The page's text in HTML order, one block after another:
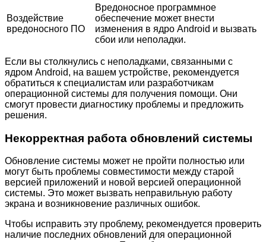
Воздействие
вредоносного ПО
Вредоносное программное
обеспечение может внести
изменения в ядро Android и вызвать
сбои или неполадки.
Если вы столкнулись с неполадками, связанными с
ядром Android, на вашем устройстве, рекомендуется
обратиться к специалистам или разработчикам
операционной системы для получения помощи. Они
смогут провести диагностику проблемы и предложить
решения.
Некорректная работа обновлений системы
Обновление системы может не пройти полностью или
могут быть проблемы совместимости между старой
версией приложений и новой версией операционной
системы. Это может вызвать неправильную работу
экрана и возникновение различных ошибок.
Чтобы исправить эту проблему, рекомендуется проверить
наличие последних обновлений для операционной